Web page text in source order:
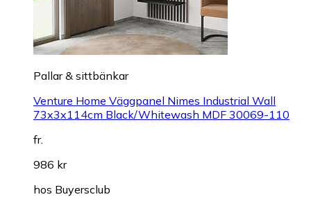
Pallar & sittbänkar
Venture Home Väggpanel Nimes Industrial Wall
73x3x114cm Black/Whitewash MDF 30069-110
fr.
986 kr
hos Buyersclub